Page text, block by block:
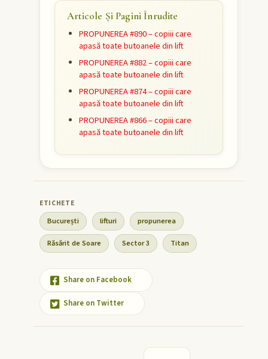
Articole Și Pagini Înrudite
PROPUNEREA #890 – copiii care
apasă toate butoanele din lift
PROPUNEREA #882 – copiii care
apasă toate butoanele din lift
PROPUNEREA #874 – copiii care
apasă toate butoanele din lift
PROPUNEREA #866 – copiii care
apasă toate butoanele din lift
București lifturi propunerea
Răsărit de Soare Sector 3 Titan
Share on Facebook
Share on Twitter